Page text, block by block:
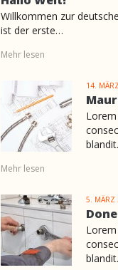
Willkommen zur
ist der erste…
Mehr lesen
14.
Mehr lesen
5. MÄRZ